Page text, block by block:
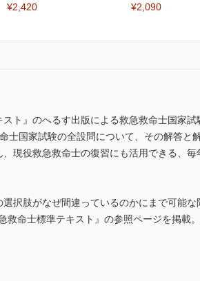
¥2,420 ¥2,090
ト』のへるす出版による救急救命士国家
士国家試験の全設問について、その解答
現役救急救命士の復習にも活用できる、毎
選択肢がなぜ間違っているのかにまで可能な
救命士標準テキスト』の参照ページを掲載